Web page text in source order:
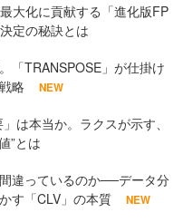
大化に貢献する「進化版FP
定の秘訣とは
「TRANSPOSE」が仕掛け
略
NEW
は本当か。ラクスが示す、
”とは
違っているのか──データ分
す「CLV」の本質
NEW